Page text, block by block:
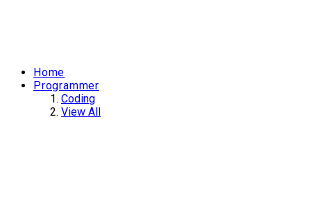
Home
Programmer
Coding
View All